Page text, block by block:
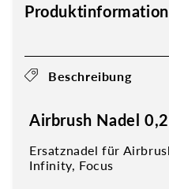
Produktinformation
Beschreibung
Airbrush Nadel
Ersatznadel für
Infinity, Focus